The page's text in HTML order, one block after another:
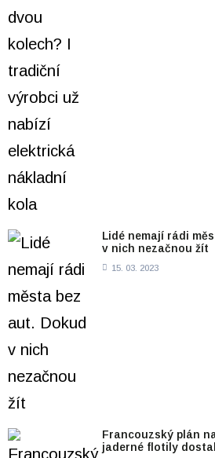
Lidé nemají rádi
v nich nezačnou žít
15. 03. 2023
Francouzský plán
jaderné flotily